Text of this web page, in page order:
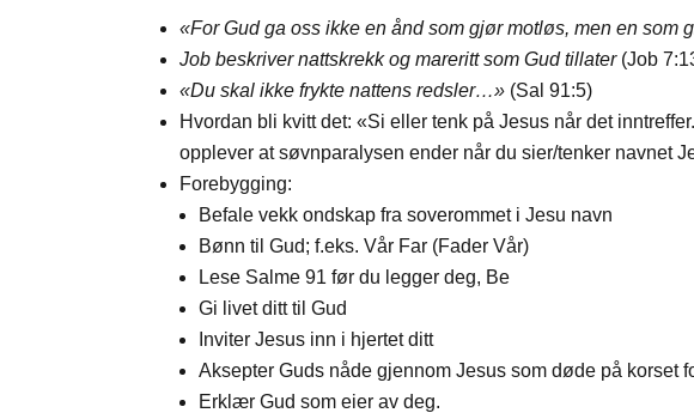
«For Gud ga oss ikke en ånd som gjør motløs, men en som
Job beskriver nattskrekk og mareritt som Gud tillater(Job
«Du skal ikke frykte nattens redsler…» (Sal 91:5)
Hvordan bli kvitt det: «Si eller tenk på Jesus når det
opplever at søvnparalysen ender når du sier/tenker navnet
Forebygging:
Befale vekk ondskap fra soverommet i Jesu navn
Bønn til Gud; f.eks. Vår Far (Fader Vår)
Lese Salme 91 før du legger deg, Be
Gi livet ditt til Gud
Inviter Jesus inn i hjertet ditt
Aksepter Guds nåde gjennom Jesus som døde på korset
Erklær Gud som eier av deg.